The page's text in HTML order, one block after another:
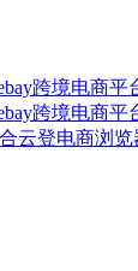
跨境电商平
跨境电商
云登电商浏